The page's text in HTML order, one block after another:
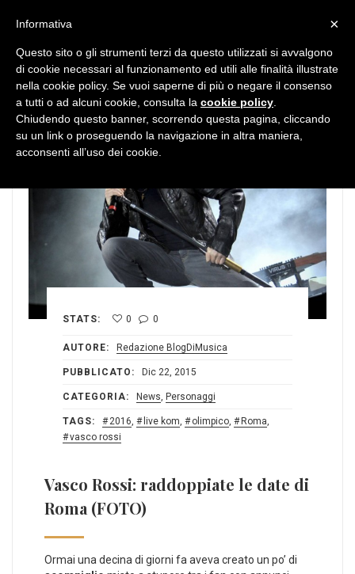
STATS: 0 0
AUTORE: Redazione BlogDiMusica
PUBBLICATO: Dic 22, 2015
CATEGORIA: News, Personaggi
TAGS: 2016, live kom, olimpico, Roma,
vasco rossi
Vasco Rossi: raddoppiate le date di
Roma (FOTO)
Ormai una decina di giorni fa aveva creato un po’ di
×
Informativa
Questo sito o gli strumenti terzi da questo utilizzati si avvalgono
di cookie necessari al funzionamento ed utili alle finalità illustrate
nella cookie policy. Se vuoi saperne di più o negare il consenso
a tutti o ad alcuni cookie, consulta la cookie policy
Chiudendo questo banner, scorrendo questa pagina, cliccando
su un link o proseguendo la navigazione in altra maniera,
acconsenti all’uso dei cookie.